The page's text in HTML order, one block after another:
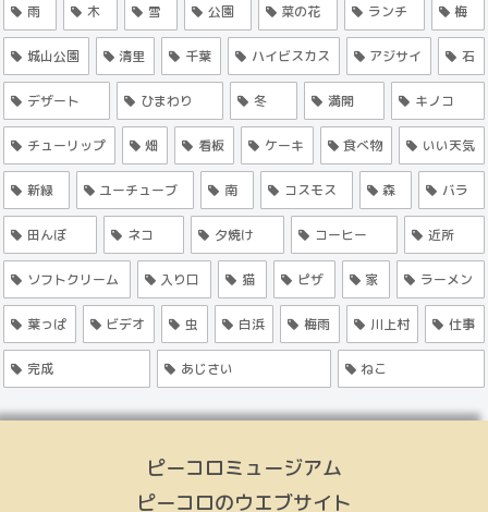
雨 木 雪 公園 菜の花 ランチ 梅
城山公園 清里 千葉 ハイビスカス アジサイ 石
デザート ひまわり 冬 満開 キノコ
チューリップ 畑 看板 ケーキ 食べ物 いい天気
新緑 ユーチューブ 南 コスモス 森 バラ
田んぼ ネコ 夕焼け コーヒー 近所
ソフトクリーム 入り口 猫 ピザ 家 ラーメン
葉っぱ ビデオ 虫 白浜 梅雨 川上村 仕事
完成 あじさい ねこ
ピーコロミュージアム
ピーコロのウエブサイト